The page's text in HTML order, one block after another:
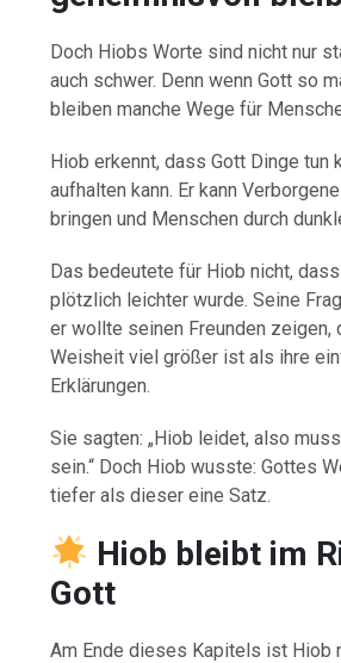
Doch Hiobs Worte sind nicht nur
auch schwer. Denn wenn Gott so
bleiben manche Wege für
Hiob erkennt, dass Gott Dinge tun
aufhalten kann. Er kann
bringen und Menschen durch
Das bedeutete für Hiob nicht,
plötzlich leichter wurde. Seine
er wollte seinen Freunden zeigen,
Weisheit viel größer ist als ihre
Erklärungen.
Sie sagten: „Hiob leidet, also
sein.“ Doch Hiob wusste: Gottes
tiefer als dieser eine Satz.
Hiob bleibt im
Gott
Am Ende dieses Kapitels ist Hiob